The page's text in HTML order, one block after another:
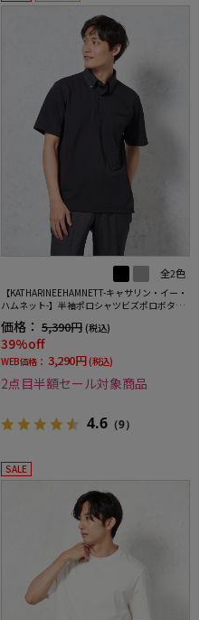
全2色
【KATHARINEEHAMNETT-キャサリン・イー・
ハムネット-】半袖ポロシャツビズポロボタン
価格： 5,390円 (税込)
39%off
WEB価格： 3,290円 (税込)
2点目半額セール対象商品
4.6 （9）
SALE